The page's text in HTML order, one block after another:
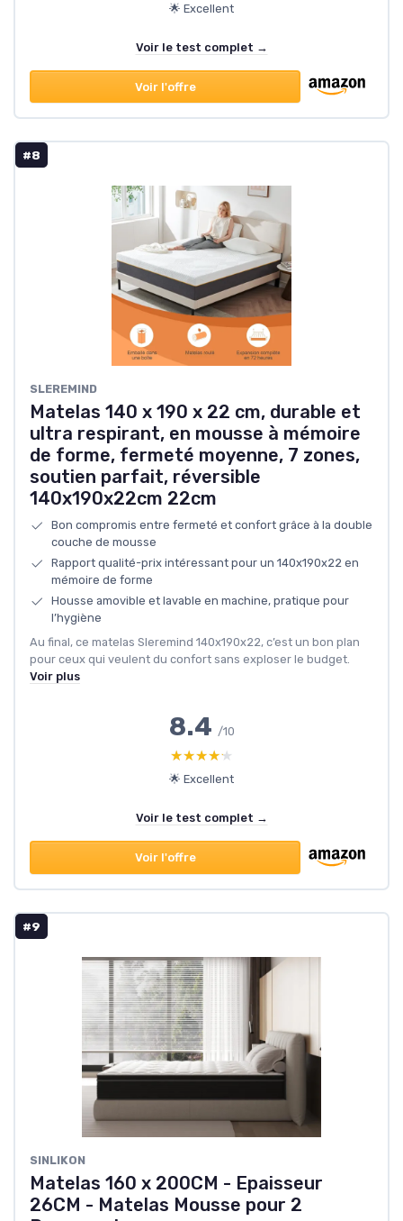
🌟 Excellent
Voir le test complet →
Voir l'offre
#8
SLEREMIND
Matelas 140 x 190 x 22 cm, durable et
ultra respirant, en mousse à mémoire
de forme, fermeté moyenne, 7 zones,
soutien parfait, réversible
140x190x22cm 22cm
Bon compromis entre fermeté et confort grâce à la double
couche de mousse
Rapport qualité-prix intéressant pour un 140x190x22 en
mémoire de forme
Housse amovible et lavable en machine, pratique pour
l’hygiène
Au final, ce matelas Sleremind 140x190x22, c’est un bon plan
pour ceux qui veulent du confort sans exploser le budget.
Voir plus
8.4 /10
★★★★★
★★★★★
🌟 Excellent
Voir le test complet →
Voir l'offre
#9
SINLIKON
Matelas 160 x 200CM - Epaisseur
26CM - Matelas Mousse pour 2